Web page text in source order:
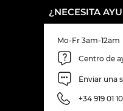
¿NECESITA
Mo-Fr 3am-12am
Centro de
Enviar una
+34 919 01